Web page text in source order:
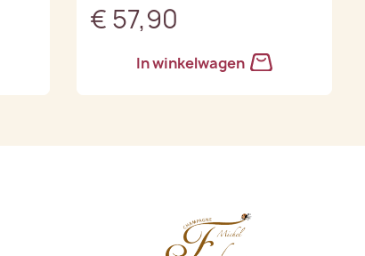
€ 57,90
In winkelwagen